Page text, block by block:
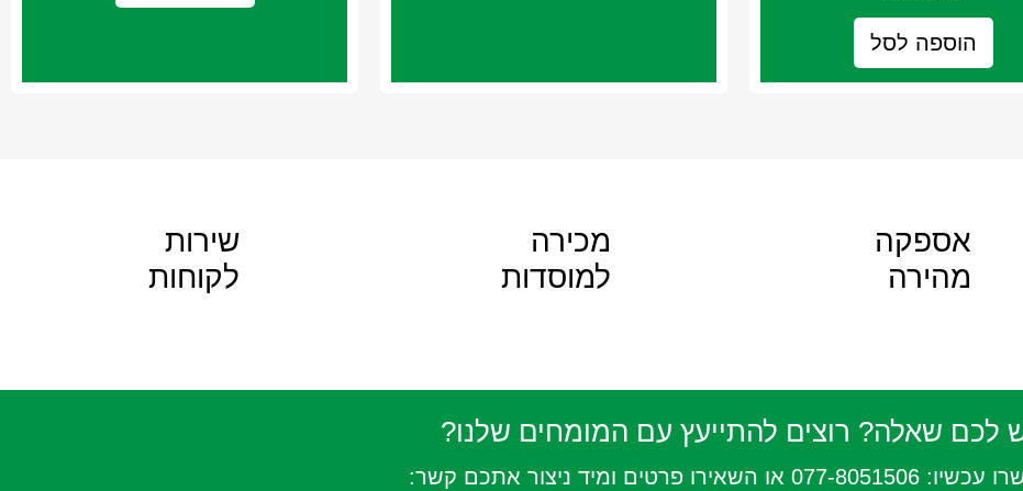
הוספה לסל
אספקה
מהירה
מכירה
למוסדות
שירות
לקוחות
לכם שאלה? רוצים להתייעץ עם המומחים שלנו?
עכשיו:077-8051506 או השאירו פרטים ומיד ניצור אתכם קשר: